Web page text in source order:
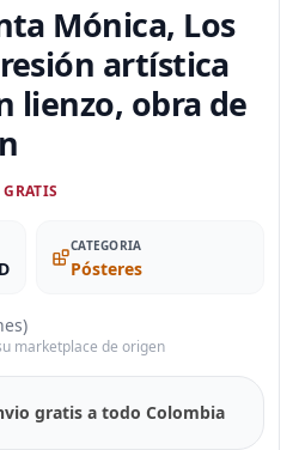
Mónica, Los
artística
lienzo, obra de
CATEGORIA
Pósteres
marketplace de origen
gratis a todo Colombia